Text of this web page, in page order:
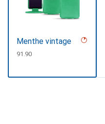
Menthe vintage
CHF
91.90